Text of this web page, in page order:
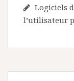
Logiciels
l’utilisateur